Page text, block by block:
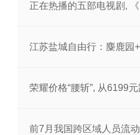
正在热播的五部电视剧,
江苏盐城自由行：麋鹿园
荣耀价格“腰斩”, 从6199
前7月我国跨区域人员流